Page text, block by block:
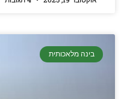
בינה מלאכותית